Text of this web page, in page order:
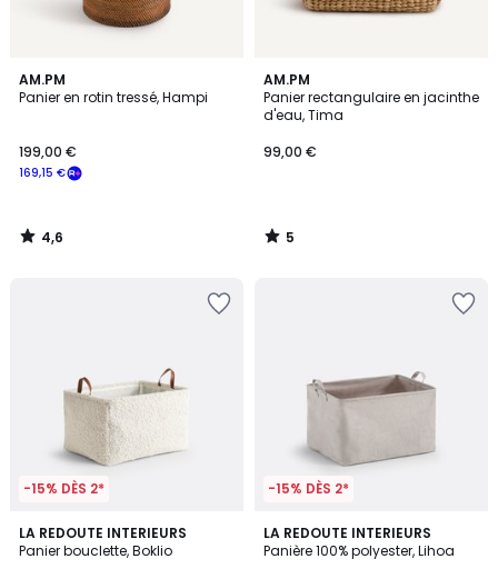
AM.PM
Panier en rotin tressé, Hampi
169,15 €
199,00 €
4,6
/ 5
4,6
/
AM.PM
Panier rectangulaire en jacinthe
d'eau, Tima
99,00 €
5
/
5
5
/
-15% DÈS 2*
LA REDOUTE INTERIEURS
Panier bouclette, Boklio
3,4
/ 5
-15% DÈS 2*
LA REDOUTE INTERIEURS
Panière 100% polyester, Lihoa
4,1
/ 5